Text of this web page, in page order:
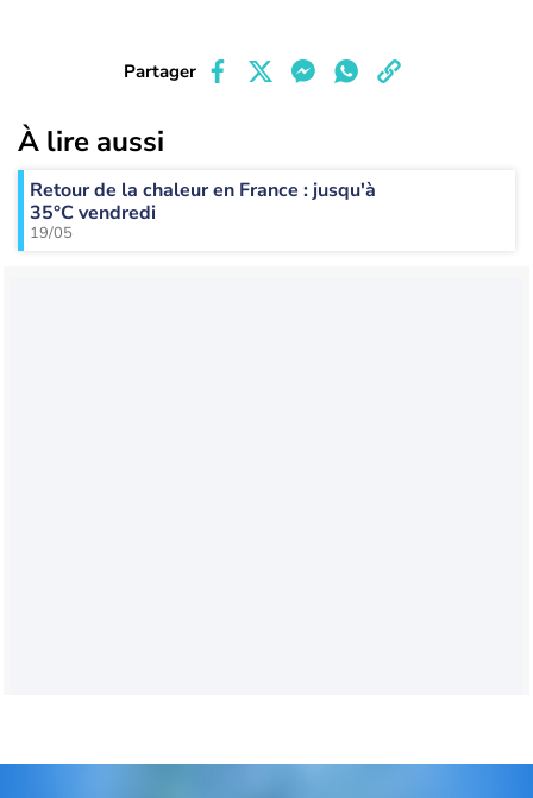
Partager
À lire aussi
Retour de la chaleur en France : jusqu'à
35°C vendredi
19/05